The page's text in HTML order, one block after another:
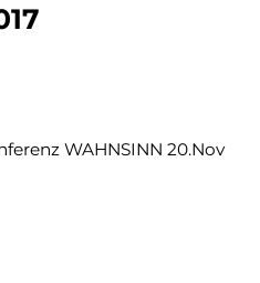
WAHNSINN 20.Nov